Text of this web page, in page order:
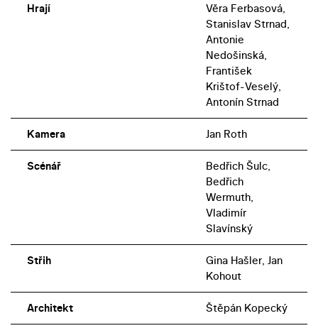
Hrají
Věra Ferbasová,
Stanislav Strnad,
Antonie
Nedošinská,
František
Krištof-Veselý,
Antonín Strnad
Kamera Jan Roth
Scénář
Bedřich Šulc,
Bedřich
Wermuth,
Vladimír
Slavínský
Střih
Gina Hašler, Jan
Kohout
Architekt Štěpán Kopecký